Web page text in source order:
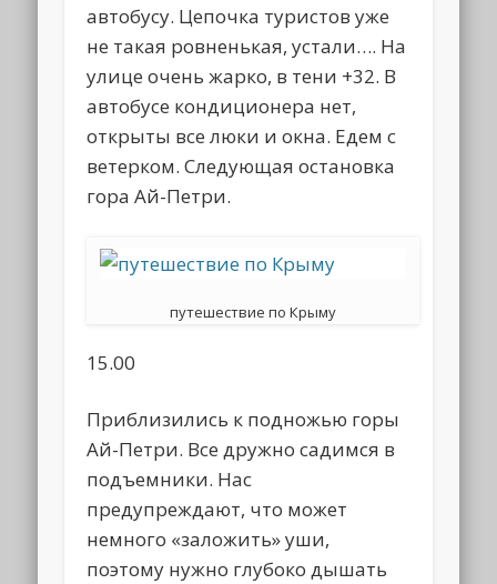
автобусу. Цепочка туристов уже
не такая ровненькая, устали…. На
улице очень жарко, в тени +32. В
автобусе кондиционера нет,
открыты все люки и окна. Едем с
ветерком. Следующая остановка
гора Ай-Петри.
путешествие по Крыму
15.00
Приблизились к подножью горы
Ай-Петри. Все дружно садимся в
подъемники. Нас
предупреждают, что может
немного «заложить» уши,
поэтому нужно глубоко дышать